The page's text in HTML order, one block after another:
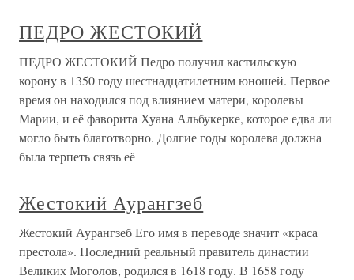
ПЕДРО ЖЕСТОКИЙ
ПЕДРО ЖЕСТОКИЙ Педро получил кастильскую
корону в 1350 году шестнадцатилетним юношей. Первое
время он находился под влиянием матери, королевы
Марии, и её фаворита Хуана Альбукерке, которое едва ли
могло быть благотворно. Долгие годы королева должна
была терпеть связь её
Жестокий Аурангзеб
Жестокий Аурангзеб Его имя в переводе значит «краса
престола». Последний реальный правитель династии
Великих Моголов, родился в 1618 году. В 1658 году